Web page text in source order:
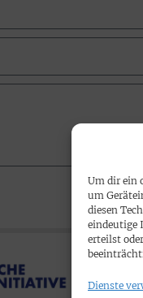
Um dir ein
um
diesen
eindeutige
erteilst
Dienste